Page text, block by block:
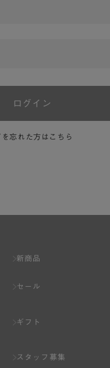
ログイン
忘れた方はこちら
新商品
セール
ギフト
スタッフ募集